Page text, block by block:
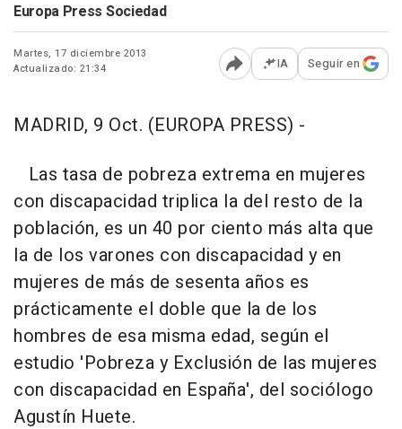
Europa Press Sociedad
Martes, 17 diciembre 2013
Actualizado: 21:34
Abrir opciones para
IA Seguir en
MADRID, 9 Oct. (EUROPA PRESS) -
Las tasa de pobreza extrema en mujeres
con discapacidad triplica la del resto de la
población, es un 40 por ciento más alta que
la de los varones con discapacidad y en
mujeres de más de sesenta años es
prácticamente el doble que la de los
hombres de esa misma edad, según el
estudio 'Pobreza y Exclusión de las mujeres
con discapacidad en España', del sociólogo
Agustín Huete.